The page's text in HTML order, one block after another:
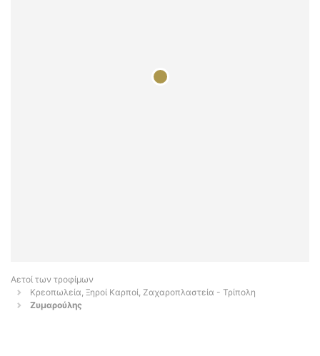
Αετοί των τροφίμων
Κρεοπωλεία, Ξηροί Καρποί, Ζαχαροπλαστεία - Τρίπολη
Ζυμαρούλης